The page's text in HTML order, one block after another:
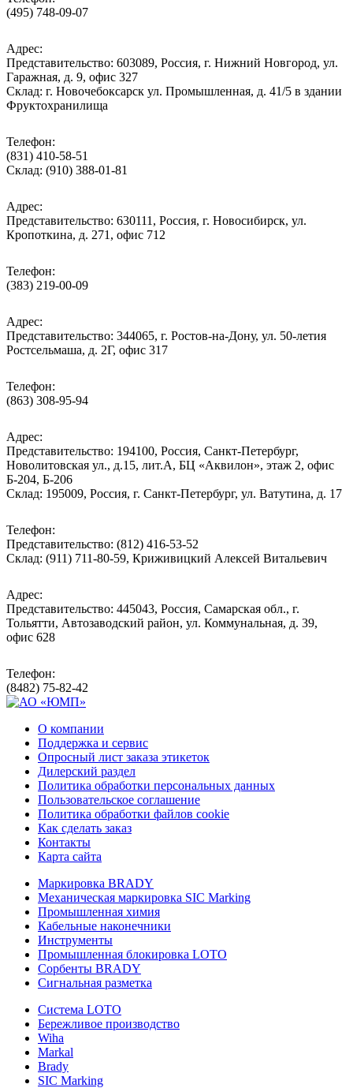
(495) 748-09-07
Адрес:
Представительство: 603089, Россия, г. Нижний Новгород, ул.
Гаражная, д. 9, офис 327
Склад: г. Новочебоксарск ул. Промышленная, д. 41/5 в здании
Фруктохранилища
Телефон:
(831) 410-58-51
Склад: (910) 388-01-81
Адрес:
Представительство: 630111, Россия, г. Новосибирск, ул.
Кропоткина, д. 271, офис 712
Телефон:
(383) 219-00-09
Адрес:
Представительство: 344065, г. Ростов-на-Дону, ул. 50-летия
Ростсельмаша, д. 2Г, офис 317
Телефон:
(863) 308-95-94
Адрес:
Представительство: 194100, Россия, Санкт-Петербург,
Новолитовская ул., д.15, лит.А, БЦ «Аквилон», этаж 2, офис
Б-204, Б-206
Склад: 195009, Россия, г. Санкт-Петербург, ул. Ватутина, д. 17
Телефон:
Представительство: (812) 416-53-52
Склад: (911) 711-80-59, Криживицкий Алексей Витальевич
Адрес:
Представительство: 445043, Россия, Самарская обл., г.
Тольятти, Автозаводский район, ул. Коммунальная, д. 39,
офис 628
Телефон:
(8482) 75-82-42
О компании
Поддержка и сервис
Опросный лист заказа этикеток
Дилерский раздел
Политика обработки персональных данных
Пользовательское соглашение
Политика обработки файлов cookie
Как сделать заказ
Контакты
Карта сайта
Маркировка BRADY
Механическая маркировка SIC Marking
Промышленная химия
Кабельные наконечники
Инструменты
Промышленная блокировка LOTO
Сорбенты BRADY
Сигнальная разметка
Система LOTO
Бережливое производство
Wiha
Markal
Brady
SIC Marking